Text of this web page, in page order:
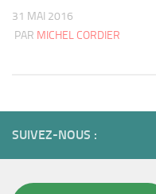
31 MAI 2016
PAR MICHEL CORDIER
SUIVEZ-NOUS :